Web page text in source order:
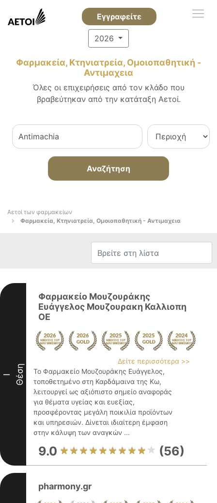
Εγγραφείτε
2026
Φαρμακεία, Κτηνιατρεία, Ομοιοπαθητική -
Αντιμαχεια
Όλες οι επιχειρήσεις από τον κλάδο που
βραβεύτηκαν από την κατάταξη Αετοί.
Αναζήτηση
Αετοί των φαρμακείων
Φαρμακεία, Κτηνιατρεία, Ομοιοπαθητική - Αντιμαχεια
I Θέση
Φαρμακείο Μουζουράκης
Ευάγγελος Μουζουρακη Καλλιοπη
ΟΕ
Δείτε περισσότερα >>
Το Φαρμακείο Μουζουράκης Ευάγγελος,
τοποθετημένο στη Καρδάμαινα της Κω,
λειτουργεί ως αξιόπιστο σημείο αναφοράς
για θέματα υγείας και ευεξίας,
προσφέροντας μεγάλη ποικιλία προϊόντων
και υπηρεσιών. Δίνεται ιδιαίτερη έμφαση
στην κάλυψη των αναγκών ...
9.0 (56)
pharmony.gr